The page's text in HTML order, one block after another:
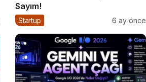
Sayım!
Startup 6 ay önce